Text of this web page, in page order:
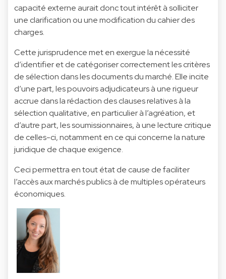
capacité externe aurait donc tout intérêt à solliciter
une clarification ou une modification du cahier des
charges.
Cette jurisprudence met en exergue la nécessité
d’identifier et de catégoriser correctement les critères
de sélection dans les documents du marché. Elle incite
d’une part, les pouvoirs adjudicateurs à une rigueur
accrue dans la rédaction des clauses relatives à la
sélection qualitative, en particulier à l’agréation, et
d’autre part, les soumissionnaires, à une lecture critique
de celles-ci, notamment en ce qui concerne la nature
juridique de chaque exigence.
Ceci permettra en tout état de cause de faciliter
l’accès aux marchés publics à de multiples opérateurs
économiques.